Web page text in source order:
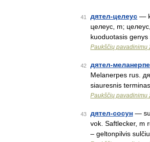
41 дятел-целеус —
целеус, m;
kuoduotasis
Paukščių pavadinimų
42 дятел-
Melanerpes rus.
siauresnis
Paukščių pavadinimų
43 дятел-сосун —
vok. Saftlecker, m
– geltonpilvis